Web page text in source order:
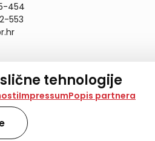
tehnologije
koristimo kolačiće i slične
na stranici te prikazujemo
tehnologije.
„Samo nužno“ prihvaćate samo
ImpressumPopis partnera
454
553